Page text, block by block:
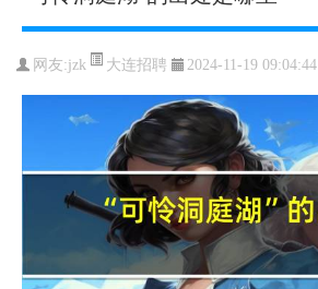
网友:jzk 大连招聘 2024-11-19 09:04:44